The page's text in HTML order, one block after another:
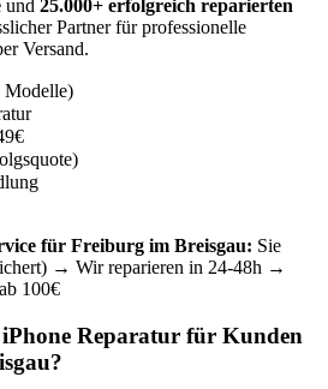
und 25.000+ erfolgreich reparierten
Partner für professionelle
Versand.
Modelle)
für Freiburg im Breisgau: Sie
→ Wir reparieren in 24-48h →
100€
Reparatur für Kunden
?